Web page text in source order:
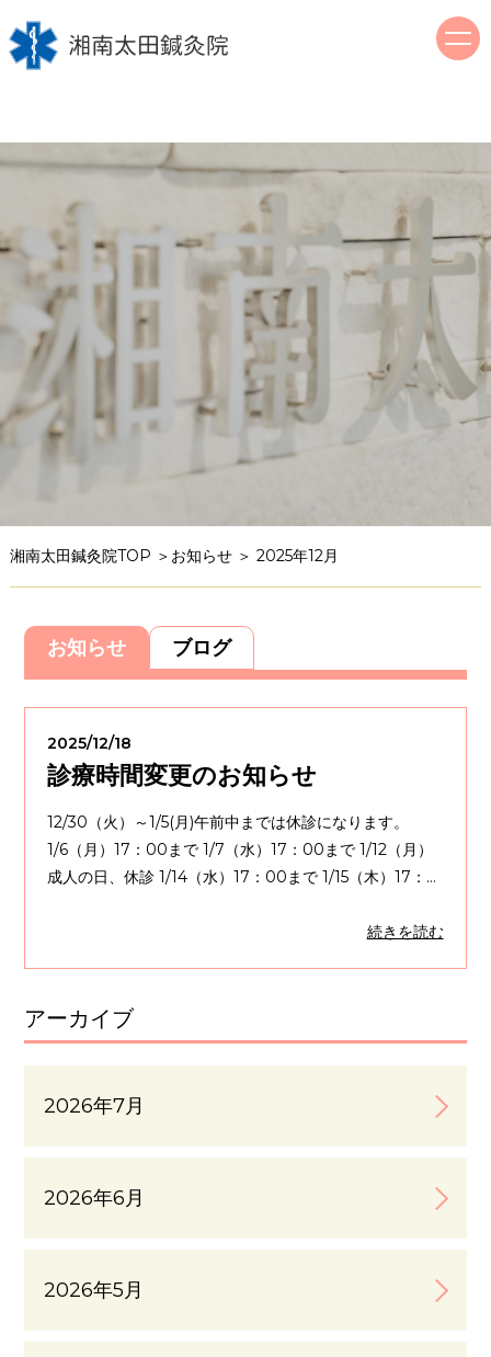
湘南太田鍼灸院TOP ＞ お知らせ＞ 2025年12月
お知らせ ブログ
2025/12/18
診療時間変更のお知らせ
12/30（火）～1/5(月)午前中までは休診になります。
1/6（月）17：00まで 1/7（水）17：00まで 1/12（月）
成人の日、休診 1/14（水）17：00まで 1/15（木）17：
続きを読む
アーカイブ
2026年7月
2026年6月
2026年5月